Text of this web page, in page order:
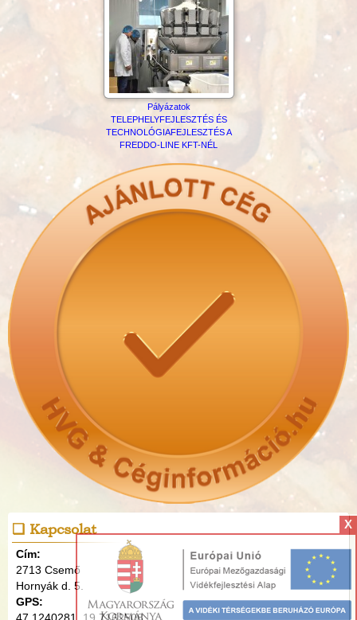
Pályázatok
TELEPHELYFEJLESZTÉS ÉS
TECHNOLÓGIAFEJLESZTÉS A
FREDDO-LINE KFT-NÉL
Kapcsolat
Cím:
2713 Csemő
Hornyák d. 5.
GPS:
X